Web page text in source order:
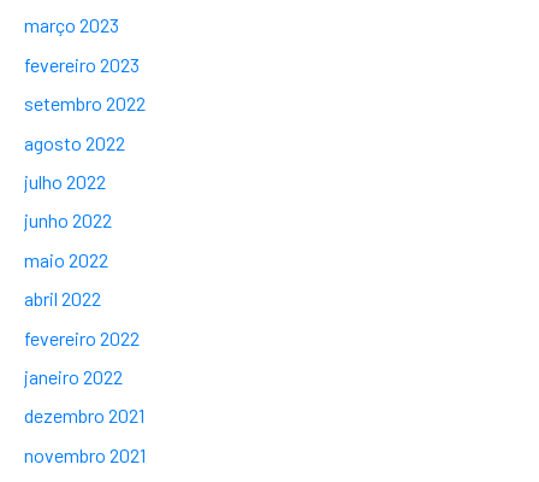
março 2023
fevereiro 2023
setembro 2022
agosto 2022
julho 2022
junho 2022
maio 2022
abril 2022
fevereiro 2022
janeiro 2022
dezembro 2021
novembro 2021